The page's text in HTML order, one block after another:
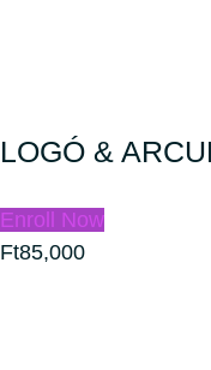
LOGÓ &
Enroll Now
Ft85,000